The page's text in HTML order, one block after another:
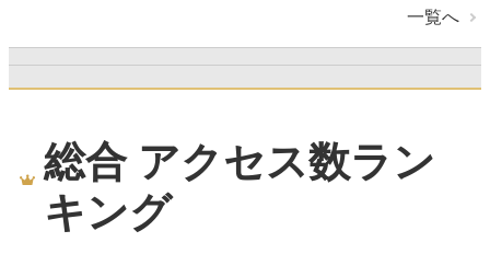
一覧へ
総合 アクセス数ラン
キング